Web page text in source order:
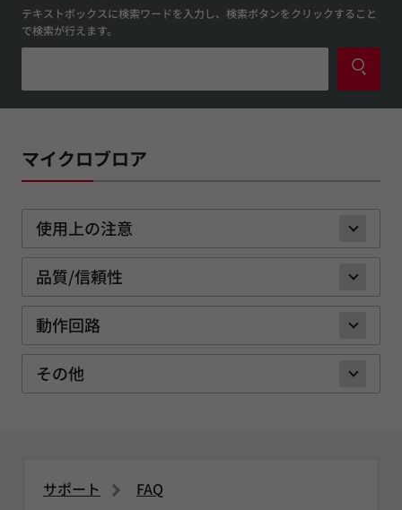
テキストボックスに検索ワードを入力し、検索ボタンをクリックすること
で検索が行えます。
マイクロブロア
使用上の注意
品質/信頼性
動作回路
その他
サポート FAQ